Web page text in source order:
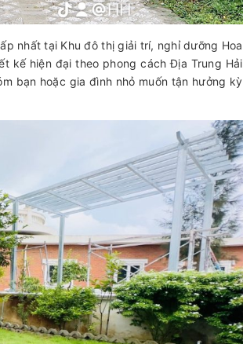
nhất tại Khu đô thị giải trí, nghỉ dưỡng Hoa
kế hiện đại theo phong cách Địa Trung Hải
bạn hoặc gia đình nhỏ muốn tận hưởng kỳ